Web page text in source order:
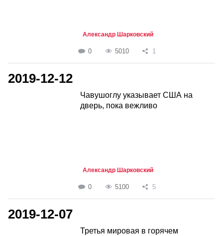
Александр Шарковский
0 5010 1
2019-12-12
Чавушоглу указывает США на
дверь, пока вежливо
Александр Шарковский
0 5100 5
2019-12-07
Третья мировая в горячем